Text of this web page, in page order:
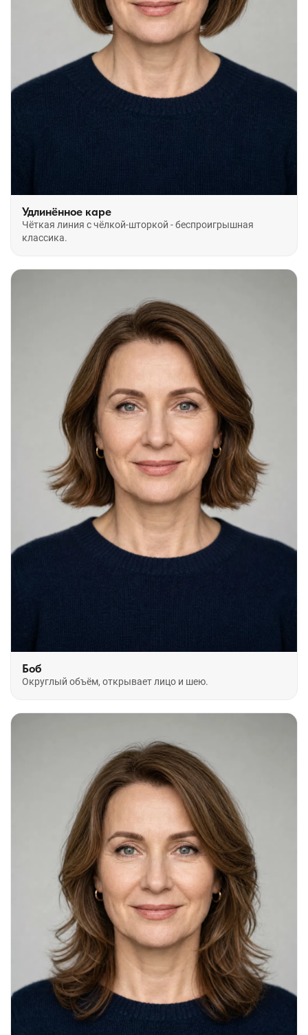
Удлинённое каре
Чёткая линия с чёлкой-шторкой - беспроигрышная
классика.
Боб
Округлый объём, открывает лицо и шею.